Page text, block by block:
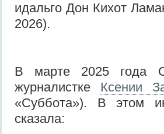
идальго Дон Кихот
2026).
В марте 2025 года
журналистке Ксении
«Суббота»). В этом
сказала: